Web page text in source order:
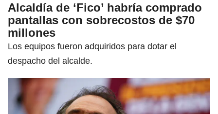
Alcaldía de ‘Fico’ habría comprado
pantallas con sobrecostos de $70
millones
Los equipos fueron adquiridos para dotar el
despacho del alcalde.